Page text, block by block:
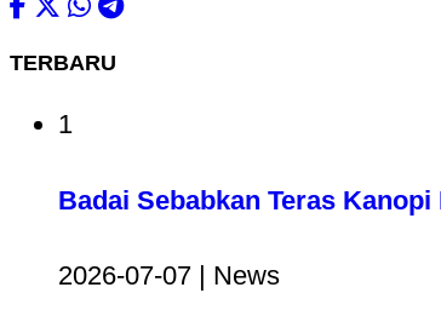
TERBARU
1
Badai Sebabkan Teras
2026-07-07 | News